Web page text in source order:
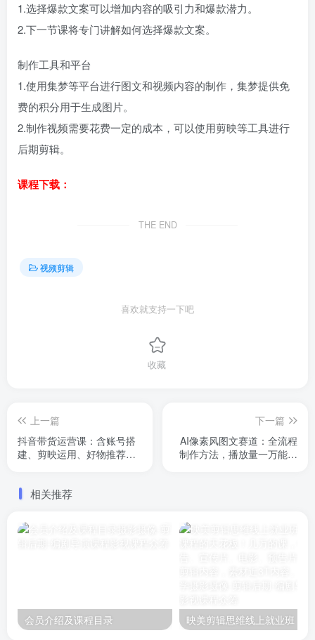
1.选择爆款文案可以增加内容的吸引力和爆款潜力。
2.下一节课将专门讲解如何选择爆款文案。
制作工具和平台
1.使用集梦等平台进行图文和视频内容的制作，集梦提供免
费的积分用于生成图片。
2.制作视频需要花费一定的成本，可以使用剪映等工具进行
后期剪辑。
课程下载：
THE END
视频剪辑
喜欢就支持一下吧
收藏
上一篇
抖音带货运营课：含账号搭
建、剪映运用、好物推荐、
下一篇
AI像素风图文赛道：全流程
制作方法，播放量一万能获
相关推荐
会员介绍及课程目录